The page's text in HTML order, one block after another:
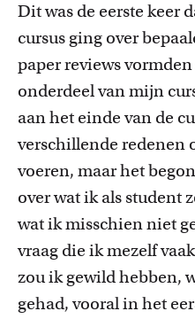
Dit was de eerste keer
cursus ging over
paper reviews
onderdeel van mijn
aan het einde van de
verschillende redenen
voeren, maarhet
over wat ik als student
watik misschien niet
vraag die ik mezelf
zou ik gewild hebben,
gehad, vooral in het